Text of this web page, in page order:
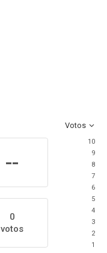
Votos
--
0
votos
10
9
8
7
6
5
4
3
2
1